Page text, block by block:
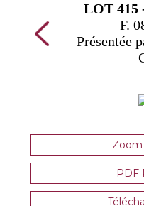
LOT 415
F.
Présentée
PDF